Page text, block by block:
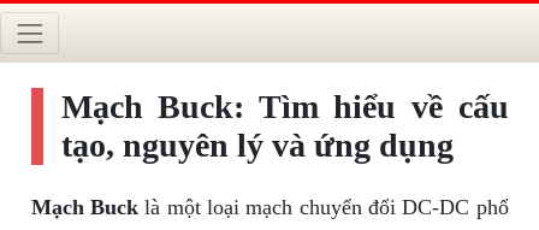
Mạch Buck: Tìm hiểu về cấu
tạo, nguyên lý và ứng dụng
Mạch Bucklà một loại mạch chuyển đổi DC-DC phổ